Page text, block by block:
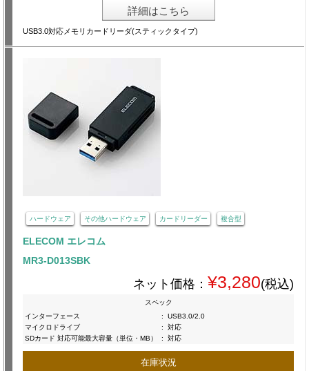
詳細はこちら
USB3.0対応メモリカードリーダ(スティックタイプ)
ハードウェア その他ハードウェア カードリーダー 複合型
ELECOM エレコム
MR3-D013SBK
ネット価格： ¥3,280(税込)
スペック
インターフェース
:
USB3.0/2.0
マイクロドライブ
:
対応
SDカード 対応可能最大容量（単位・MB）
: 対応
在庫状況